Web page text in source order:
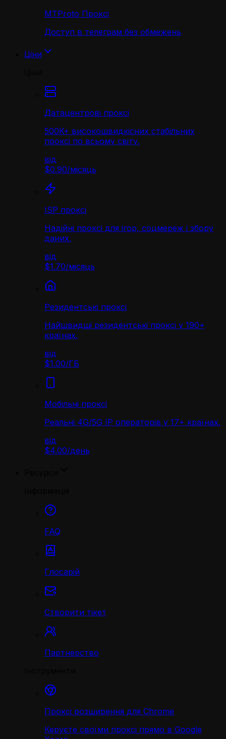
MTProto Проксі
Доступ в телеграм без обмежень
Ціни
Датацентрові проксі
500K+ високошвидкісних стабільних
проксі по всьому світу.
від
$0.90/місяць
ISP проксі
Надійні проксі для ігор, соцмереж і збору
даних.
від
$1.70/місяць
Резидентські проксі
Найшвидші резидентські проксі у 190+
країнах.
від
$1.00/ГБ
Мобільні проксі
Реальні 4G/5G IP операторів у 17+ країнах.
від
$4.00/день
FAQ
Глосарій
Створити тікет
Партнерство
Проксі розширення для Chrome
Керуєте своїми проксі прямо в Google